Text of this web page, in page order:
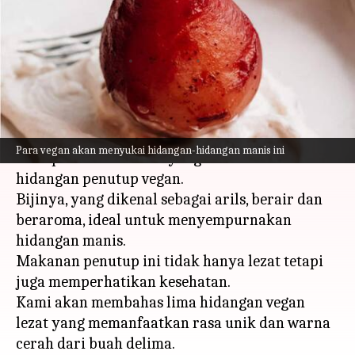
Para vegan akan menyukai hidangan-hidangan manis ini
delima untuk kenikmatan
tanpa rasa bersalah
menulis Taufiq Al Jufri Apr 11, 2024 11:41 am
Apa ceritanya
Buah delima yang kaya akan antioksidan
merupakan tambahan yang brilian untuk
hidangan penutup vegan.
Bijinya, yang dikenal sebagai arils, berair dan
beraroma, ideal untuk menyempurnakan
hidangan manis.
Makanan penutup ini tidak hanya lezat tetapi
juga memperhatikan kesehatan.
Kami akan membahas lima hidangan vegan
lezat yang memanfaatkan rasa unik dan warna